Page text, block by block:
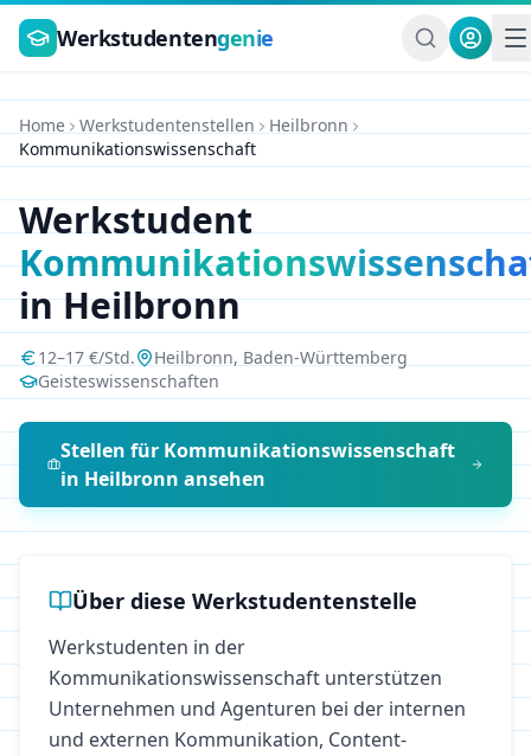
Zum Hauptinhalt springen
Werkstudentengenie
Home Werkstudentenstellen
Heilbronn
Kommunikationswissenschaft
Werkstudent
inHeilbronn
12–17 €/Std. Heilbronn, Baden-Württemberg
Geisteswissenschaften
Stellen für Kommunikationswissenschaft
in Heilbronn ansehen
Über diese Werkstudentenstelle
Werkstudenten in der
Kommunikationswissenschaft unterstützen
Unternehmen und Agenturen bei der internen
und externen Kommunikation, Content-